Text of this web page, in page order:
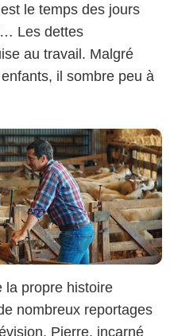
le temps des jours
Les dettes
au travail. Malgré
il sombre peu à
la propre histoire
nombreux reportages
Pierre, incarné